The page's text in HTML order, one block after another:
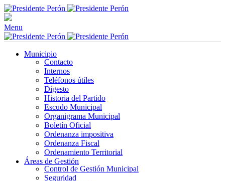
Menu
Municipio
Contacto
Internos
Teléfonos útiles
Digesto
Historia del Partido
Escudo Municipal
Organigrama Municipal
Boletín Oficial
Ordenanza impositiva
Ordenanza Fiscal
Ordenamiento Territorial
Áreas de Gestión
Control de Gestión Municipal
Seguridad